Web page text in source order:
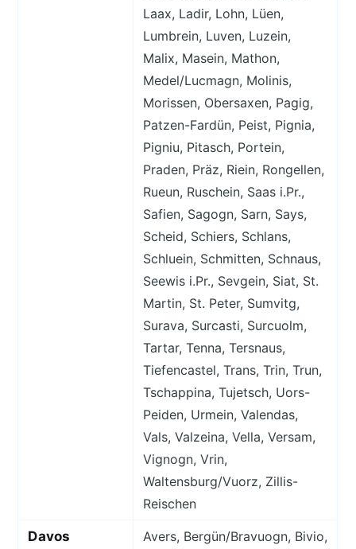
Laax, Ladir, Lohn, Lüen,
Lumbrein, Luven, Luzein,
Malix, Masein, Mathon,
Medel/Lucmagn, Molinis,
Morissen, Obersaxen, Pagig,
Patzen-Fardün, Peist, Pignia,
Pigniu, Pitasch, Portein,
Praden, Präz, Riein, Rongellen,
Rueun, Ruschein, Saas i.Pr.,
Safien, Sagogn, Sarn, Says,
Scheid, Schiers, Schlans,
Schluein, Schmitten, Schnaus,
Seewis i.Pr., Sevgein, Siat, St.
Martin, St. Peter, Sumvitg,
Surava, Surcasti, Surcuolm,
Tartar, Tenna, Tersnaus,
Tiefencastel, Trans, Trin, Trun,
Tschappina, Tujetsch, Uors-
Peiden, Urmein, Valendas,
Vals, Valzeina, Vella, Versam,
Vignogn, Vrin,
Waltensburg/Vuorz, Zillis-
Reischen
Davos
Avers, Bergün/Bravuogn, Bivio,